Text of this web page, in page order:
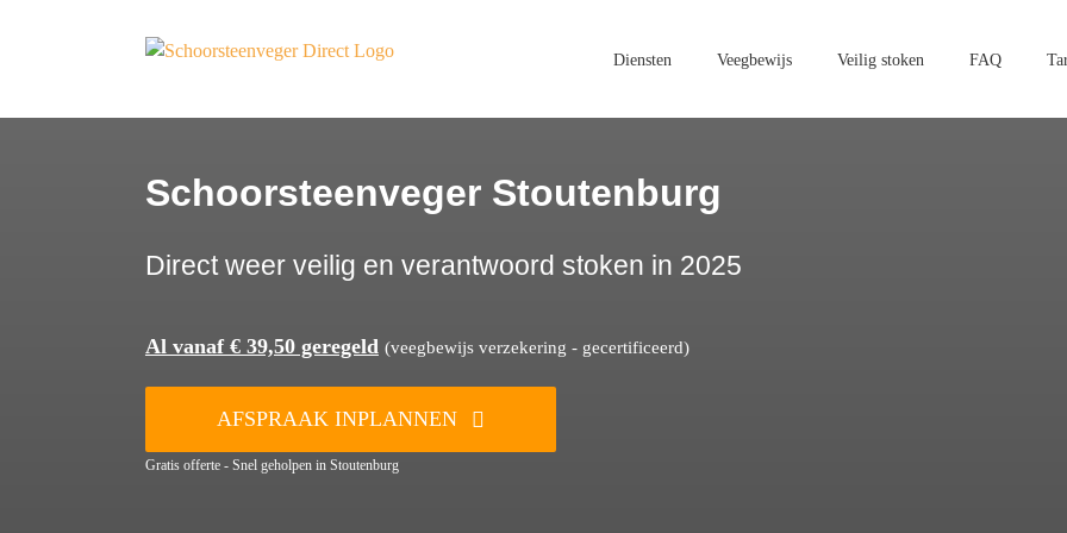
Diensten Veegbewijs Veilig stoken FAQ
Schoorsteenveger Stoutenburg
Direct weer veilig en verantwoord stoken in 2025
Al vanaf € 39,50 geregeld (veegbewijs verzekering - gecertificeerd)
AFSPRAAK INPLANNEN
Gratis offerte - Snel geholpen in Stoutenburg